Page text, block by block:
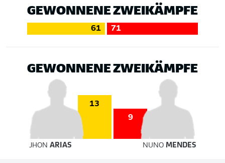
GEWONNENE ZWEIKÄMPFE
61 71
GEWONNENE ZWEIKÄMPFE
13
9
JHON ARIAS NUNOMENDES